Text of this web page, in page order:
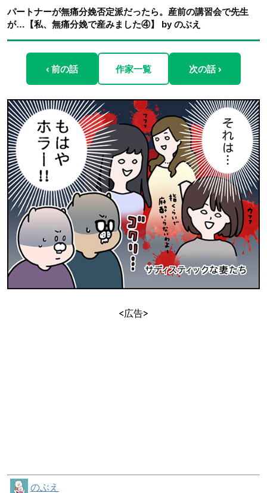
パートナーが無痛分娩否定派だったら。産前の講習会で先生
が…【私、無痛分娩で産みました④】 by のぶえ
‹ 前の話 作家一覧 次の話 ›
<広告>
のぶえ